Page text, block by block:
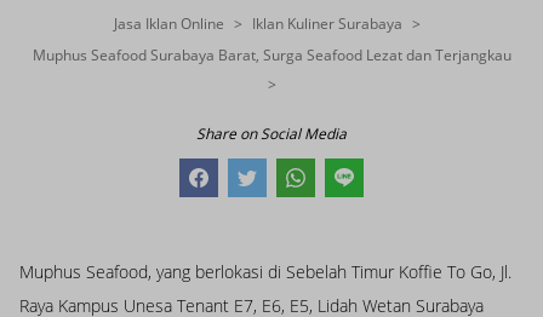
Jasa Iklan Online
Iklan Kuliner Surabaya
Muphus Seafood Surabaya Barat, Surga Seafood Lezat dan Terjangkau
Share on Social Media
Muphus Seafood, yang berlokasi di Sebelah Timur Koffie To Go, Jl.
Raya Kampus Unesa Tenant E7, E6, E5, Lidah Wetan Surabaya